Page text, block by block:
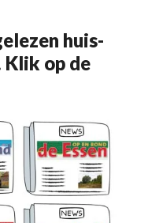
huis-
Klik op de